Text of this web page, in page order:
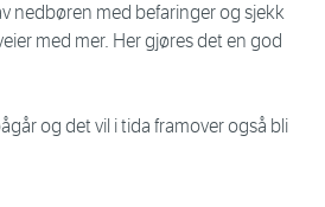
nedbøren med befaringer og sjekk
med mer. Her gjøres det en god
og det vil i tida framover også bli